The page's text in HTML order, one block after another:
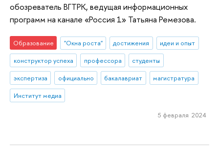
обозреватель ВГТРК, ведущая информационных
программ на канале «Россия 1» Татьяна Ремезова.
Образование "Окна роста" достижения
идеи и опыт
конструктор успеха
профессора
студенты
экспертиза
официально бакалавриат
магистратура
Институт медиа
5 февраля 2024